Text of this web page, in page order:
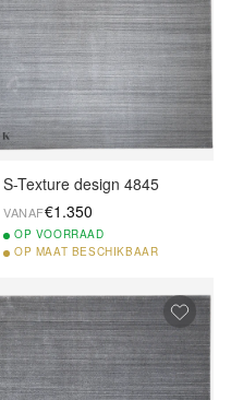
S-Texture design 4845
VANAF€1.350
OP VOORRAAD
OP MAAT BESCHIKBAAR